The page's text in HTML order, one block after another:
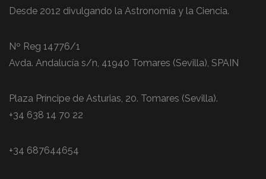
Desde 2012 divulgando la Astronomía y la Ciencia.
Nº Reg 14776/1
Avda. Andalucía s/n, 41940 Tomares (Sevilla), SPAIN
Plaza Príncipe de Asturias, 20. Tomares (Sevilla).
+34 638 14 70 22
+34 687644654